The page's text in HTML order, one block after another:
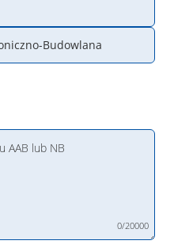
Budowlana
0/20000